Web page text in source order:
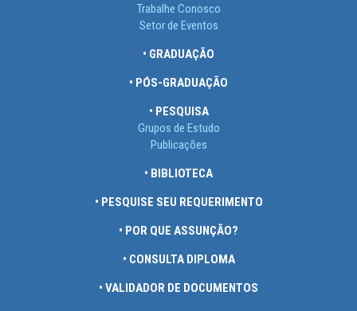
Trabalhe Conosco
Setor de Eventos
• GRADUAÇÃO
• PÓS-GRADUAÇÃO
• PESQUISA
Grupos de Estudo
Publicações
• BIBLIOTECA
• PESQUISE SEU REQUERIMENTO
• POR QUE ASSUNÇÃO?
• CONSULTA DIPLOMA
• VALIDADOR DE DOCUMENTOS